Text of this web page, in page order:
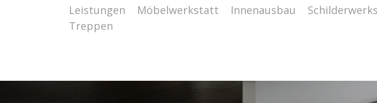
Leistungen Möbelwerkstatt Innenausbau
Treppen